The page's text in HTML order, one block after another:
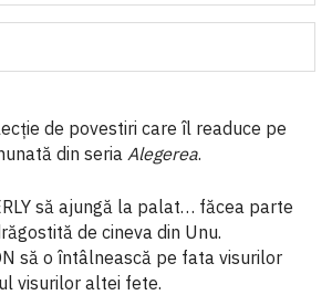
de povestiri care îl readuce pe
din seria Alegerea.
să ajungă la palat… făcea parte
de cineva din Unu.
să o întâlnească pe fata visurilor
visurilor altei fete.